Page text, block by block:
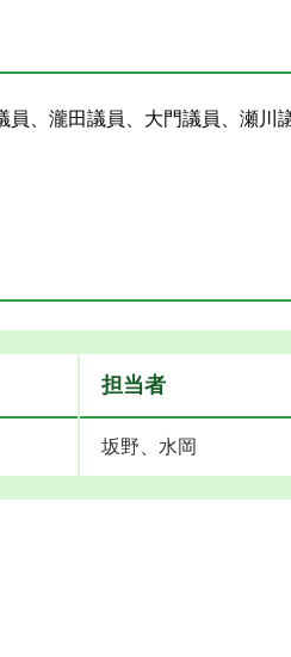
、瀧田議員、大門議員、瀬川
担当者
坂野、水岡